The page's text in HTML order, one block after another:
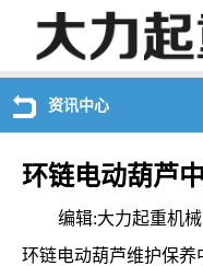
资讯中心
环链电动葫芦
编辑:大力起重机
环链电动葫芦维护保养